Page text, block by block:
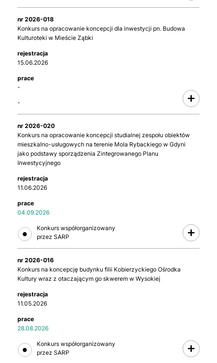
2026-018
Konkurs na opracowanie koncepcji dla inwestycji pn. Budowa
Kulturoteki w Mieście Ząbki
-
15.06.2026
-
2026-020
Konkurs na opracowanie koncepcji studialnej zespołu obiektów
mieszkalno-usługowych na terenie Mola Rybackiego w Gdyni
jako podstawy sporządzenia Zintegrowanego Planu
Inwestycyjnego
11.06.2026
04.09.2026
2026-016
Konkurs na koncepcję budynku filii Kobierzyckiego Ośrodka
Kultury wraz z otaczającym go skwerem w Wysokiej
11.05.2026
28.08.2026